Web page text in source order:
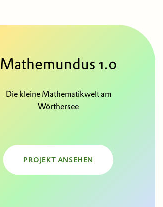
Mathemundus 1.0
Die kleine Mathematikwelt am
Wörthersee
PROJEKT ANSEHEN